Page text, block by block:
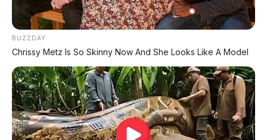
🔋 Info Mobil Listrik
⚡ Info Motor Listrik
🏍️ Info Motor Honda
🏍️ Info Motor Yamaha
🏍️ Info Motor Suzuki
BUZZDAY
Chrissy Metz Is So Skinny Now And She Looks Like A Model